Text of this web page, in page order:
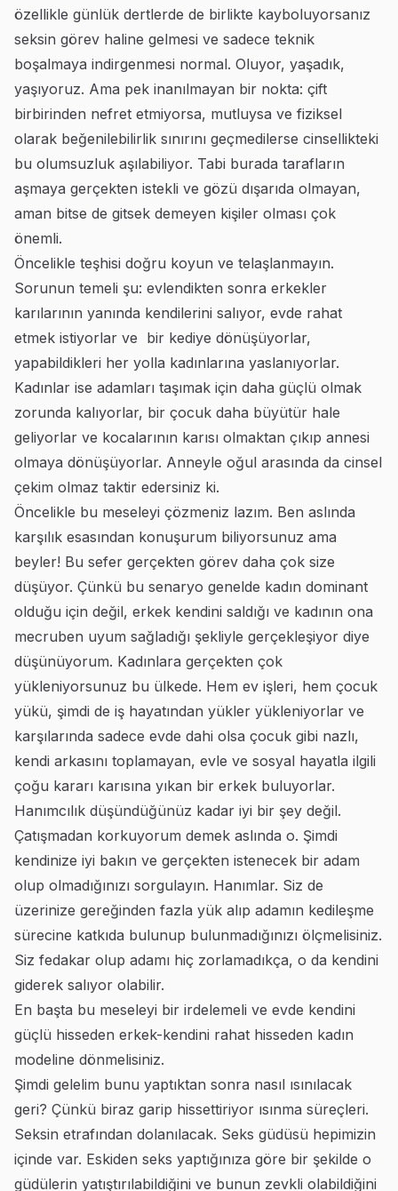
özellikle günlük dertlerde de birlikte kayboluyorsanız
seksin görev haline gelmesi ve sadece teknik
boşalmaya indirgenmesi normal. Oluyor, yaşadık,
yaşıyoruz. Ama pek inanılmayan bir nokta: çift
birbirinden nefret etmiyorsa, mutluysa ve fiziksel
olarak beğenilebilirlik sınırını geçmedilerse cinsellikteki
bu olumsuzluk aşılabiliyor. Tabi burada tarafların
aşmaya gerçekten istekli ve gözü dışarıda olmayan,
aman bitse de gitsek demeyen kişiler olması çok
önemli.
Öncelikle teşhisi doğru koyun ve telaşlanmayın.
Sorunun temeli şu: evlendikten sonra erkekler
karılarının yanında kendilerini salıyor, evde rahat
etmek istiyorlar ve bir kediye dönüşüyorlar,
yapabildikleri her yolla kadınlarına yaslanıyorlar.
Kadınlar ise adamları taşımak için daha güçlü olmak
zorunda kalıyorlar, bir çocuk daha büyütür hale
geliyorlar ve kocalarının karısı olmaktan çıkıp annesi
olmaya dönüşüyorlar. Anneyle oğul arasında da cinsel
çekim olmaz taktir edersiniz ki.
Öncelikle bu meseleyi çözmeniz lazım. Ben aslında
karşılık esasından konuşurum biliyorsunuz ama
beyler! Bu sefer gerçekten görev daha çok size
düşüyor. Çünkü bu senaryo genelde kadın dominant
olduğu için değil, erkek kendini saldığı ve kadının ona
mecruben uyum sağladığı şekliyle gerçekleşiyor diye
düşünüyorum. Kadınlara gerçekten çok
yükleniyorsunuz bu ülkede. Hem ev işleri, hem çocuk
yükü, şimdi de iş hayatından yükler yükleniyorlar ve
karşılarında sadece evde dahi olsa çocuk gibi nazlı,
kendi arkasını toplamayan, evle ve sosyal hayatla ilgili
çoğu kararı karısına yıkan bir erkek buluyorlar.
Hanımcılık düşündüğünüz kadar iyi bir şey değil.
Çatışmadan korkuyorum demek aslında o. Şimdi
kendinize iyi bakın ve gerçekten istenecek bir adam
olup olmadığınızı sorgulayın. Hanımlar. Siz de
üzerinize gereğinden fazla yük alıp adamın kedileşme
sürecine katkıda bulunup bulunmadığınızı ölçmelisiniz.
Siz fedakar olup adamı hiç zorlamadıkça, o da kendini
giderek salıyor olabilir.
En başta bu meseleyi bir irdelemeli ve evde kendini
güçlü hisseden erkek-kendini rahat hisseden kadın
modeline dönmelisiniz.
Şimdi gelelim bunu yaptıktan sonra nasıl ısınılacak
geri? Çünkü biraz garip hissettiriyor ısınma süreçleri.
Seksin etrafından dolanılacak. Seks güdüsü hepimizin
içinde var. Eskiden seks yaptığınıza göre bir şekilde o
güdülerin yatıştırılabildiğini ve bunun zevkli olabildiğini